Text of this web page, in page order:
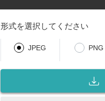
形式を選択してください
JPEG PNG